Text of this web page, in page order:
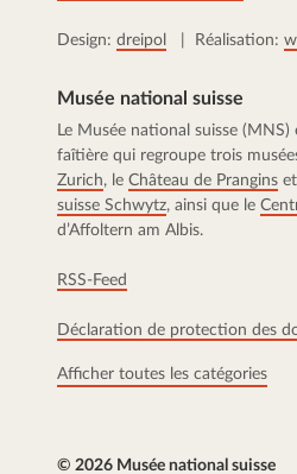
Design: dreipol | Réalisation:
Musée national suisse
Le Musée national suisse
faîtière qui regroupe trois
Zurich, le Château de Prangins
suisse Schwytz, ainsi que le
d’Affoltern am Albis.
RSS-Feed
Déclaration de protection des
Afficher toutes les catégories
© 2026 Musée national suisse